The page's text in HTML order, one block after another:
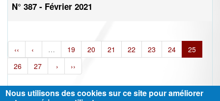
N° 387 - Février 2021
‹‹ ‹ … 19 20 21 22 23 24
25
26
27 › ››
Nous utilisons des cookies sur ce site pour améliorer